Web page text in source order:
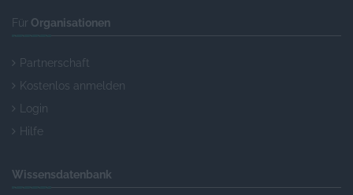
Für Organisationen
Partnerschaft
Kostenlos anmelden
Login
Hilfe
Wissensdatenbank